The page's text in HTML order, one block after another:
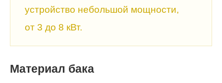
устройство небольшой мощности,
от 3 до 8 кВт.
Материал бака